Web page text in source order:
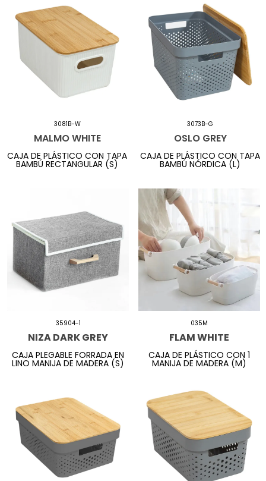
3081B-W
MALMO WHITE
CAJA DE PLÁSTICO CON TAPA
BAMBÚ RECTANGULAR (S)
3073B-G
OSLO GREY
CAJA DE PLÁSTICO CON TAPA
BAMBÚ NÓRDICA (L)
35904-1
NIZA DARK GREY
CAJA PLEGABLE FORRADA EN
LINO MANIJA DE MADERA (S)
035M
FLAM WHITE
CAJA DE PLÁSTICO CON 1
MANIJA DE MADERA (M)